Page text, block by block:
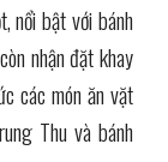
nổi bật với bánh
nhận đặt khay
các món ăn vặt
Thu và bánh